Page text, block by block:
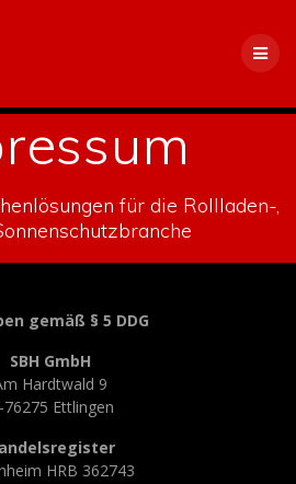
für die Rollladen-,
gemäß § 5 DDG
SBH GmbH
Hardtwald 9
76275 Ettlingen
HRB 362743